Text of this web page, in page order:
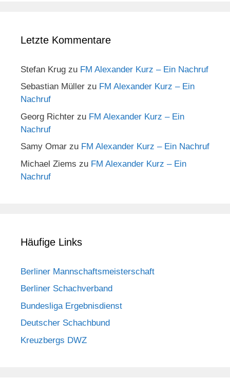
Letzte Kommentare
Stefan Krug zu FM Alexander Kurz – Ein Nachruf
Sebastian Müller zu FM Alexander Kurz – Ein
Nachruf
Georg Richter zu FM Alexander Kurz – Ein
Nachruf
Samy Omar zu FM Alexander Kurz – Ein Nachruf
Michael Ziems zu FM Alexander Kurz – Ein
Nachruf
Häufige Links
Berliner Mannschaftsmeisterschaft
Berliner Schachverband
Bundesliga Ergebnisdienst
Deutscher Schachbund
Kreuzbergs DWZ